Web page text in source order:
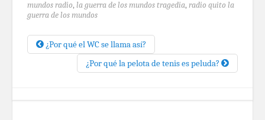
mundos radio, la guerra de los mundos tragedia, radio quito la
guerra de los mundos
¿Por qué el WC se llama así?
¿Por qué la pelota de tenis es peluda?